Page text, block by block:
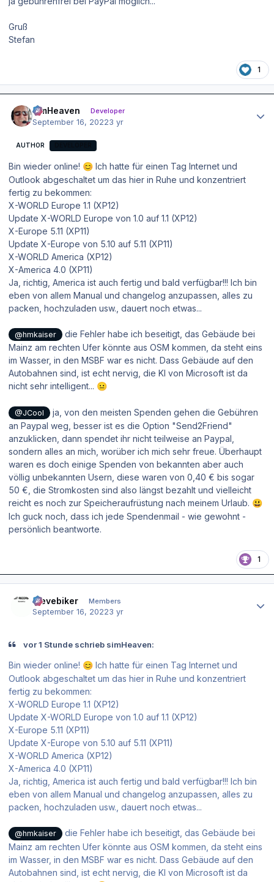
Gruß
Stefan
1
simHeaven Developer
September 16, 20223 yr
AUTHOR
Bin wieder online! 😊 Ich hatte für einen Tag Internet und
Outlook abgeschaltet um das hier in Ruhe und konzentriert
fertig zu bekommen:
X-WORLD Europe 1.1 (XP12)
Update X-WORLD Europe von 1.0 auf 1.1 (XP12)
X-Europe 5.11 (XP11)
Update X-Europe von 5.10 auf 5.11 (XP11)
X-WORLD America (XP12)
X-America 4.0 (XP11)
Ja, richtig, America ist auch fertig und bald verfügbar!!! Ich bin
eben von allem Manual und changelog anzupassen, alles zu
packen, hochzuladen usw., dauert noch etwas...
@hmkaiser
die Fehler habe ich beseitigt, das Gebäude bei
Mainz am rechten Ufer könnte aus OSM kommen, da steht eins
im Wasser, in den MSBF war es nicht. Dass Gebäude auf den
Autobahnen sind, ist echt nervig, die KI von Microsoft ist da
nicht sehr intelligent... 😐
@JCool
ja, von den meisten Spenden gehen die Gebühren
an Paypal weg, besser ist es die Option "Send2Friend"
anzuklicken, dann spendet ihr nicht teilweise an Paypal,
sondern alles an mich, worüber ich mich sehr freue. Überhaupt
waren es doch einige Spenden von bekannten aber auch
völlig unbekannten Usern, diese waren von 0,40 € bis sogar
50 €, die Stromkosten sind also längst bezahlt und vielleicht
reicht es noch zur Speicheraufrüstung nach meinem Urlaub. 😃
Ich guck noch, dass ich jede Spendenmail - wie gewohnt -
persönlich beantworte.
1
stevebiker Members
September 16, 20223 yr
vor 1 Stunde schrieb simHeaven:
Bin wieder online! 😊 Ich hatte für einen Tag Internet und
Outlook abgeschaltet um das hier in Ruhe und konzentriert
fertig zu bekommen:
X-WORLD Europe 1.1 (XP12)
Update X-WORLD Europe von 1.0 auf 1.1 (XP12)
X-Europe 5.11 (XP11)
Update X-Europe von 5.10 auf 5.11 (XP11)
X-WORLD America (XP12)
X-America 4.0 (XP11)
Ja, richtig, America ist auch fertig und bald verfügbar!!! Ich bin
eben von allem Manual und changelog anzupassen, alles zu
packen, hochzuladen usw., dauert noch etwas...
@hmkaiser
die Fehler habe ich beseitigt, das Gebäude bei
Mainz am rechten Ufer könnte aus OSM kommen, da steht eins
im Wasser, in den MSBF war es nicht. Dass Gebäude auf den
Autobahnen sind, ist echt nervig, die KI von Microsoft ist da